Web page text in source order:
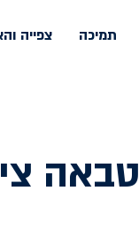
תמיכה צפייה